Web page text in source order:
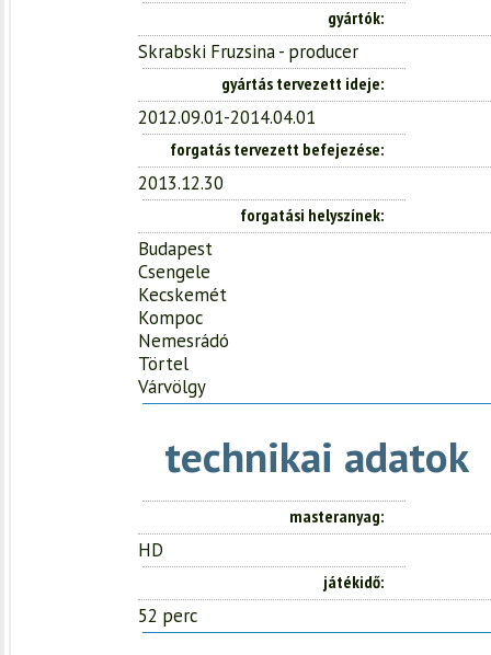
gyártók
Skrabski Fruzsina - producer
gyártás tervezett ideje
2012.09.01-2014.04.01
forgatás tervezett befejezése
2013.12.30
forgatási helyszínek
Budapest
Csengele
Kecskemét
Kompoc
Nemesrádó
Törtel
Várvölgy
technikai adatok
masteranyag
HD
játékidő
52 perc